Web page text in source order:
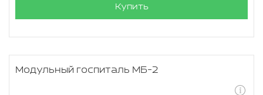
Купить
Модульный госпиталь МБ-2